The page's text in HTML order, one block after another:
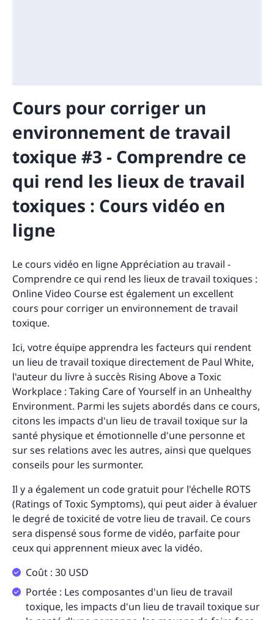
Cours pour corriger un
environnement de travail
toxique #3 - Comprendre ce
qui rend les lieux de travail
toxiques : Cours vidéo en
ligne
Le cours vidéo en ligne Appréciation au travail -
Comprendre ce qui rend les lieux de travail toxiques :
Online Video Course est également un excellent
cours pour corriger un environnement de travail
toxique.
Ici, votre équipe apprendra les facteurs qui rendent
un lieu de travail toxique directement de Paul White,
l'auteur du livre à succès Rising Above a Toxic
Workplace : Taking Care of Yourself in an Unhealthy
Environment. Parmi les sujets abordés dans ce cours,
citons les impacts d'un lieu de travail toxique sur la
santé physique et émotionnelle d'une personne et
sur ses relations avec les autres, ainsi que quelques
conseils pour les surmonter.
Il y a également un code gratuit pour l'échelle ROTS
(Ratings of Toxic Symptoms), qui peut aider à évaluer
le degré de toxicité de votre lieu de travail. Ce cours
sera dispensé sous forme de vidéo, parfaite pour
ceux qui apprennent mieux avec la vidéo.
Coût : 30 USD
Portée : Les composantes d'un lieu de travail
toxique, les impacts d'un lieu de travail toxique sur